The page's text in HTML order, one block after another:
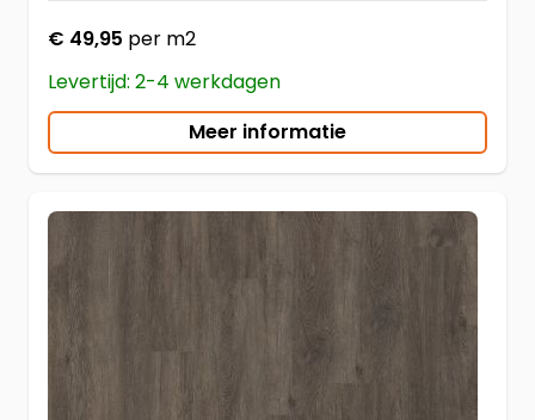
€ 49,95 per m2
Levertijd: 2-4 werkdagen
Meer informatie